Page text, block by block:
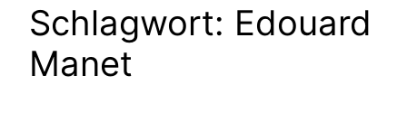
Schlagwort: Edouard
Manet